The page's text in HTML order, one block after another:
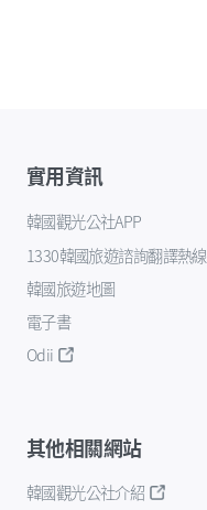
實用資訊
韓國觀光公社APP
1330韓國旅遊諮詢翻譯熱線
韓國旅遊地圖
電子書
Odii
其他相關網站
韓國觀光公社介紹